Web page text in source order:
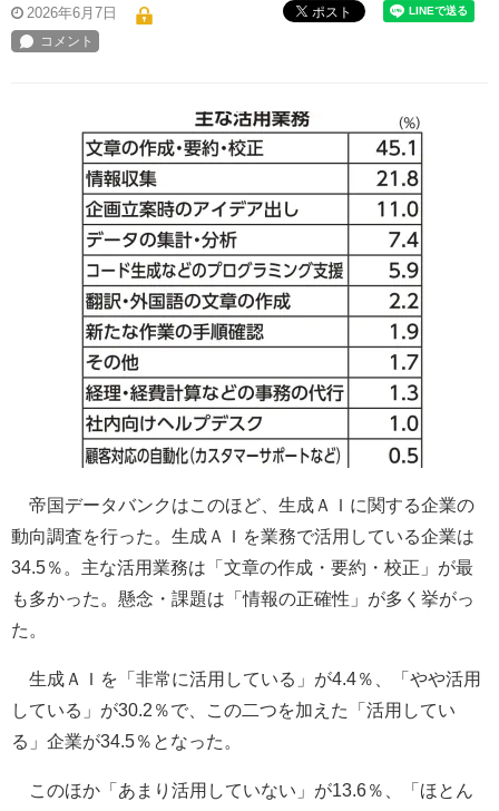
2026年6月7日 ポスト
帝国データバンクはこのほど、生成ＡＩに関する企業の
動向調査を行った。生成ＡＩを業務で活用している企業は
34.5％。主な活用業務は「文章の作成・要約・校正」が最
も多かった。懸念・課題は「情報の正確性」が多く挙がっ
た。
生成ＡＩを「非常に活用している」が4.4％、「やや活用
している」が30.2％で、この二つを加えた「活用してい
る」企業が34.5％となった。
このほか「あまり活用していない」が13.6％、「ほとん